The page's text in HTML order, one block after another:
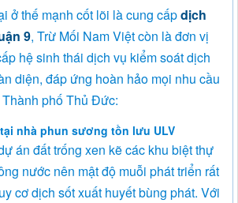
ở thế mạnh cốt lõi là cung cấpdịch
9, Trừ Mối Nam Việt còn là đơn vị
hệ sinh thái dịch vụ kiểm soát dịch
diện, đáp ứng hoàn hảo mọi nhu cầu
phố Thủ Đức:
nhà phun sương tồn lưu ULV
án đất trống xen kẽ các khu biệt thự
nước nên mật độ muỗi phát triển rất
cơ dịch sốt xuất huyết bùng phát. Với